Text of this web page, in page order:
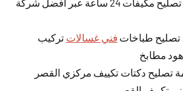
طباخات فني غسالات تركيب
مطابخ
تصليح دكتات تكييف مركزي القصر